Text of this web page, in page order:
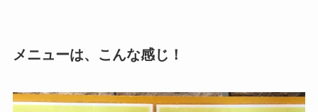
メニューは、こんな感じ！